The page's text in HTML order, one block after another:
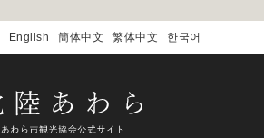
English 簡体中文 繁体中文 한국어